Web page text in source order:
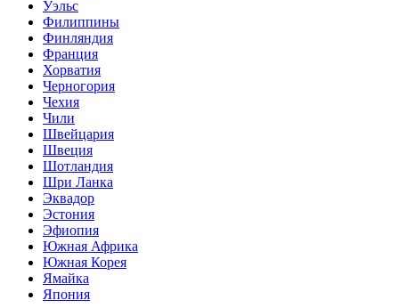
Уэльс
Филиппины
Финляндия
Франция
Хорватия
Черногория
Чехия
Чили
Швейцария
Швеция
Шотландия
Шри Ланка
Эквадор
Эстония
Эфиопия
Южная Африка
Южная Корея
Ямайка
Япония